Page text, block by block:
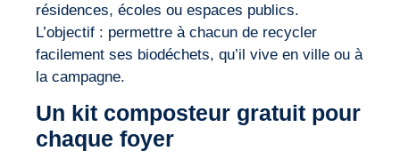
résidences, écoles ou espaces publics.
L’objectif : permettre à chacun de recycler
facilement ses biodéchets, qu’il vive en ville ou à
la campagne.
Un kit composteur gratuit pour
chaque foyer